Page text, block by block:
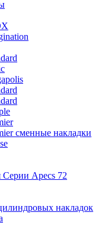
сменные накладки
Серии Apecs 72
накладок